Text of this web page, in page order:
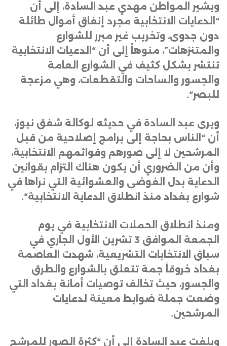
ويشير المواطن مهدي عبد السادة، إلى أن
“الدعايات الانتخابية مجرد إنفاق أموال طائلة
دون جدوى، وتخريب غير مبرر للشوارع
والمتنزهات”، منوهاً إلى أن “الدعيات الانتخابية
تنتشر بشكل كثيف في الشوارع العامة
والجسور والساحات والتقطعات، وهي مزعجة
للبصر“.
ويرى عبد السادة في حديثه لوكالة شفق نيوز،
أن “الناس بحاجة إلى برامج إصلاحية من قبل
المرشحين لا إلى صورهم وقوائمهم الانتخابية،
وأن من الضروري أن يكون هناك التزام بقوانين
الدعاية بدل الفوضى والعشوائية التي نراها في
شوارع بغداد منذ انطلاق الدعاية الانتخابية“.
ومنذ انطلاق الحملات الانتخابية في يوم
الجمعة الموافق 3 تشرين الأول الجاري في
سباق الانتخابات التشريعية، شهدت العاصمة
بغداد خروقاً جمة تتعلق بالشوارع والطرق
والجسور، حيث تخالف توصيات أمانة بغداد التي
وضعت جملة ضوابط معينة لدعايات
المرشحين.
ويلفت عبد السادة إلى أن “كثرة الصور للمرشح